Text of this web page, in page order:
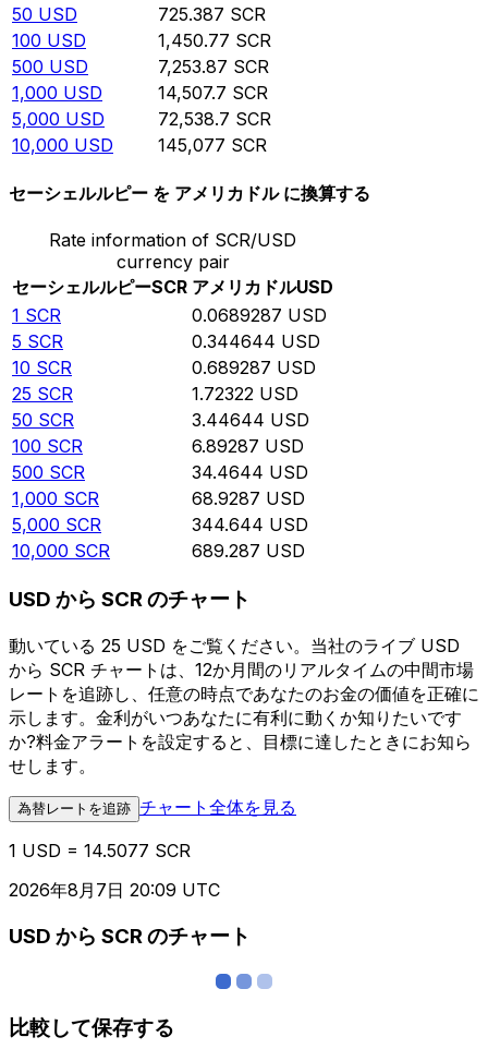
50 USD 725.387 SCR
100 USD 1,450.77 SCR
500 USD 7,253.87 SCR
1,000 USD 14,507.7 SCR
5,000 USD 72,538.7 SCR
10,000 USD 145,077 SCR
セーシェルルピー を アメリカドル に換算する
Rate information of SCR/USD
currency pair
セーシェルルピーSCR アメリカドルUSD
1 SCR 0.0689287 USD
5 SCR 0.344644 USD
10 SCR 0.689287 USD
25 SCR 1.72322 USD
50 SCR 3.44644 USD
100 SCR 6.89287 USD
500 SCR 34.4644 USD
1,000 SCR 68.9287 USD
5,000 SCR 344.644 USD
10,000 SCR 689.287 USD
USD から SCR のチャート
動いている 25 USD をご覧ください。当社のライブ USD
から SCR チャートは、12か月間のリアルタイムの中間市場
レートを追跡し、任意の時点であなたのお金の価値を正確に
示します。金利がいつあなたに有利に動くか知りたいです
か?料金アラートを設定すると、目標に達したときにお知ら
せします。
為替レートを追跡 チャート全体を見る
1 USD = 14.5077 SCR
2026年8月7日 20:09 UTC
USD から SCR のチャート
比較して保存する